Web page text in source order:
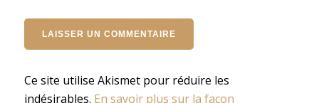
Ce site utilise Akismet pour réduire les
indésirables. En savoir plus sur la façon